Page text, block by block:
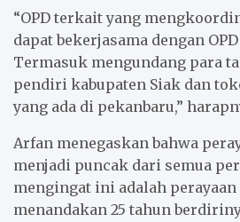
“OPD terkait yang
dapat bekerjasama dengan
Termasuk mengundang para
pendiri kabupaten Siak dan
yang ada di pekanbaru,”
Arfan menegaskan bahwa
menjadi puncak dari semua
mengingat ini adalah
menandakan 25 tahun